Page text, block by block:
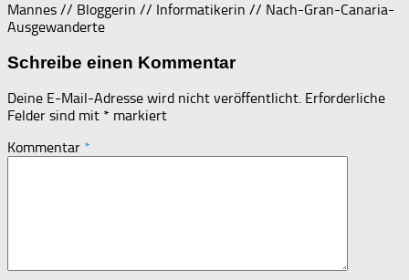
Mannes // Bloggerin // Informatikerin // Nach-Gran-Canaria-
Ausgewanderte
Schreibe einen Kommentar
Deine E-Mail-Adresse wird nicht veröffentlicht. Erforderliche
Felder sind mit * markiert
Kommentar *